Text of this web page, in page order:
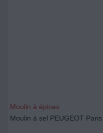
Moulin à épices
Moulin à sel PEUGEOT